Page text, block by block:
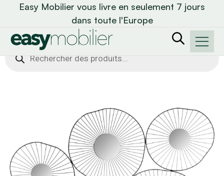
Easy Mobilier vous livre en seulement 7 jours
dans toute l'Europe
Recherche
de